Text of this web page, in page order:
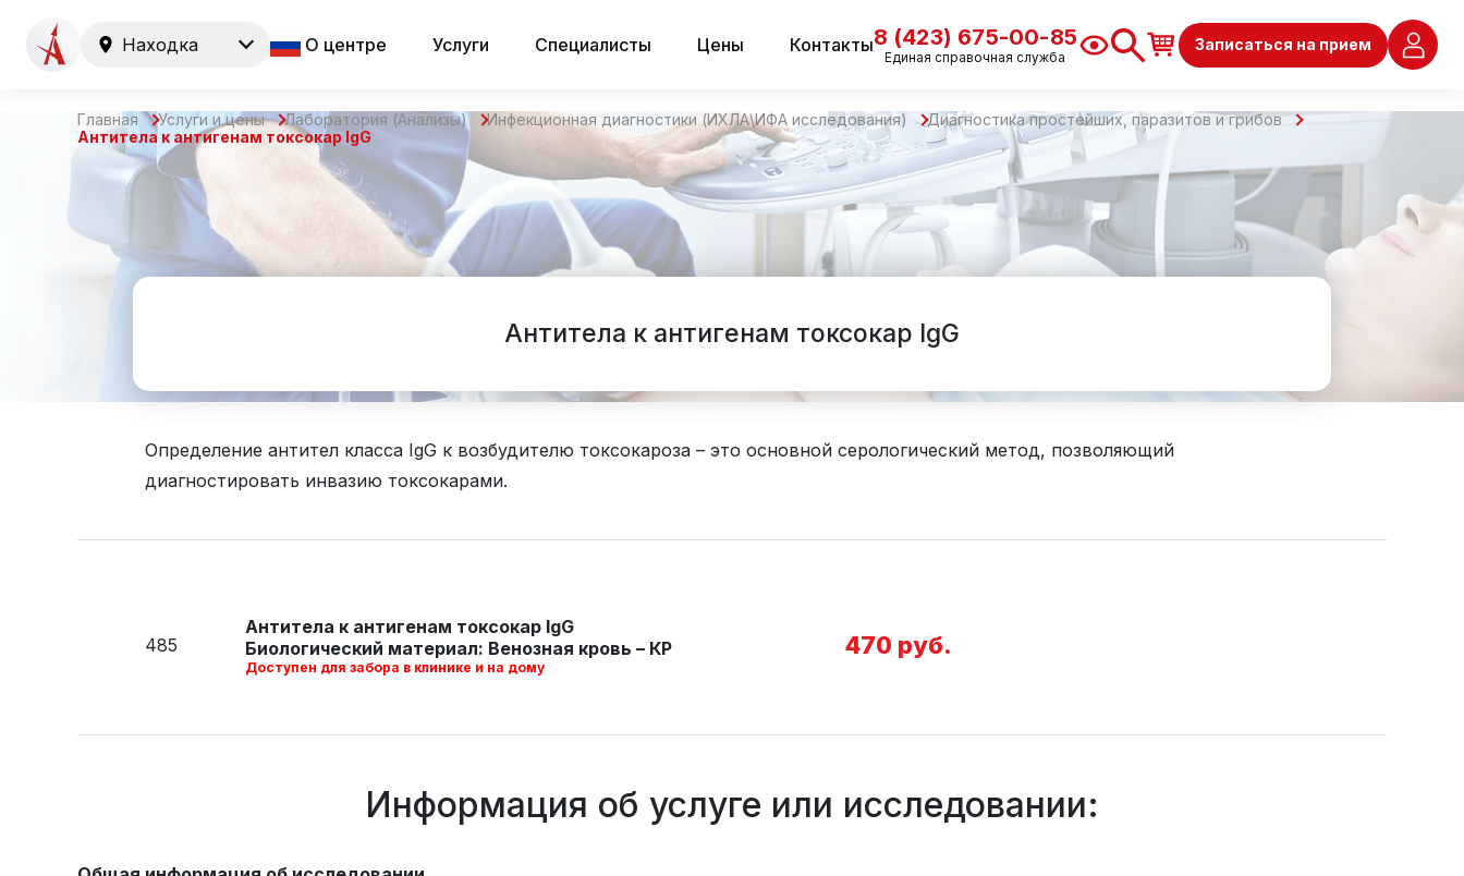
Находка О центре Услуги Специалисты Цены Контакты8 (423) 675-00-85
Единая справочная служба
Записаться на прием
Главная Услуги и цены Лаборатория (Анализы) Инфекционная диагностики (ИХЛА\ИФА исследования)
Диагностика простейших, паразитов и грибов
Антитела к антигенам токсокар IgG
Антитела к антигенам токсокар IgG
Определение антител класса IgG к возбудителю токсокароза – это основной серологический метод, позволяющий
диагностировать инвазию токсокарами.
485
Антитела к антигенам токсокар IgG
Биологический материал: Венозная кровь – КР
Доступен для забора в клинике и на дому
470 руб.
Информация об услуге или исследовании: